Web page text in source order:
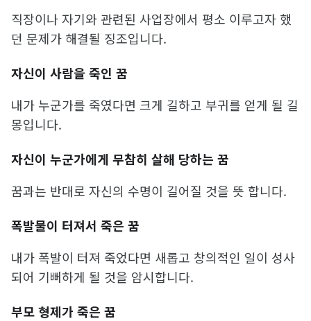
직장이나 자기와 관련된 사업장에서 평소 이루고자 했
던 문제가 해결될 징조입니다.
자신이 사람을 죽인 꿈
내가 누군가를 죽였다면 크게 길하고 부귀를 얻게 될 길
몽입니다.
자신이 누군가에게 무참히 살해 당하는 꿈
꿈과는 반대로 자신의 수명이 길어질 것을 뜻 합니다.
폭발물이 터져서 죽은 꿈
내가 폭발이 터져 죽었다면 새롭고 창의적인 일이 성사
되어 기뻐하게 될 것을 암시합니다.
부모 형제가 죽은 꿈